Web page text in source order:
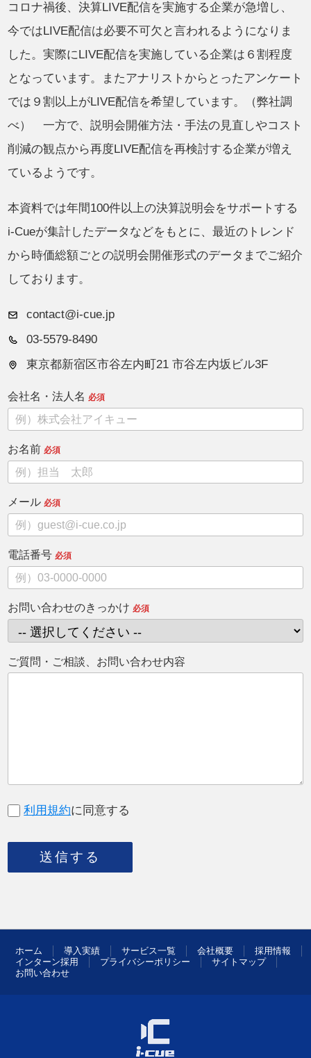
コロナ禍後、決算LIVE配信を実施する企業が急増し、
今ではLIVE配信は必要不可欠と言われるようになりま
した。実際にLIVE配信を実施している企業は６割程度
となっています。またアナリストからとったアンケート
では９割以上がLIVE配信を希望しています。（弊社調
べ） 一方で、説明会開催方法・手法の見直しやコスト
削減の観点から再度LIVE配信を再検討する企業が増え
ているようです。
本資料では年間100件以上の決算説明会をサポートする
i-Cueが集計したデータなどをもとに、最近のトレンド
から時価総額ごとの説明会開催形式のデータまでご紹介
しております。
contact@i-cue.jp
03-5579-8490
東京都新宿区市谷左内町21 市谷左内坂ビル3F
会社名・法人名 必須
お名前 必須
メール 必須
電話番号 必須
お問い合わせのきっかけ 必須
ご質問・ご相談、お問い合わせ内容
利用規約に同意する
送信する
ホーム 導入実績 サービス一覧 会社概要
採用情報
インターン採用
プライバシーポリシー
サイトマップ
お問い合わせ